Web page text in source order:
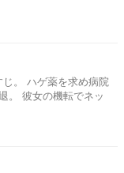
。 ハゲ薬を求め病院
。 彼女の機転でネッ